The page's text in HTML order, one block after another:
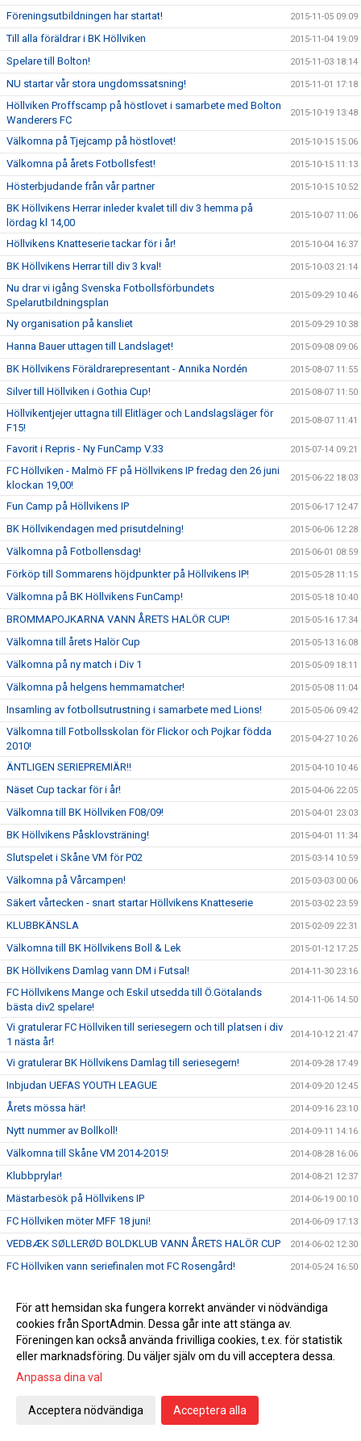
Föreningsutbildningen har startat! 2015-11-05 09:09
Till alla föräldrar i BK Höllviken 2015-11-04 19:09
Spelare till Bolton! 2015-11-03 18:14
NU startar vår stora ungdomssatsning! 2015-11-01 17:18
Höllviken Proffscamp på höstlovet i samarbete med Bolton
Wanderers FC
2015-10-19 13:48
Välkomna på Tjejcamp på höstlovet! 2015-10-15 15:06
Välkomna på årets Fotbollsfest! 2015-10-15 11:13
Hösterbjudande från vår partner 2015-10-15 10:52
BK Höllvikens Herrar inleder kvalet till div 3 hemma på
lördag kl 14,00
2015-10-07 11:06
Höllvikens Knatteserie tackar för i år! 2015-10-04 16:37
BK Höllvikens Herrar till div 3 kval! 2015-10-03 21:14
Nu drar vi igång Svenska Fotbollsförbundets
Spelarutbildningsplan
2015-09-29 10:46
Ny organisation på kansliet 2015-09-29 10:38
Hanna Bauer uttagen till Landslaget! 2015-09-08 09:06
BK Höllvikens Föräldrarepresentant - Annika Nordén 2015-08-07 11:55
Silver till Höllviken i Gothia Cup! 2015-08-07 11:50
Höllvikentjejer uttagna till Elitläger och Landslagsläger för
F15!
2015-08-07 11:41
Favorit i Repris - Ny FunCamp V.33 2015-07-14 09:21
FC Höllviken - Malmö FF på Höllvikens IP fredag den 26 juni
klockan 19,00!
2015-06-22 18:03
Fun Camp på Höllvikens IP 2015-06-17 12:47
BK Höllvikendagen med prisutdelning! 2015-06-06 12:28
Välkomna på Fotbollensdag! 2015-06-01 08:59
Förköp till Sommarens höjdpunkter på Höllvikens IP! 2015-05-28 11:15
Välkomna på BK Höllvikens FunCamp! 2015-05-18 10:40
BROMMAPOJKARNA VANN ÅRETS HALÖR CUP! 2015-05-16 17:34
Välkomna till årets Halör Cup 2015-05-13 16:08
Välkomna på ny match i Div 1 2015-05-09 18:11
Välkomna på helgens hemmamatcher! 2015-05-08 11:04
Insamling av fotbollsutrustning i samarbete med Lions! 2015-05-06 09:42
Välkomna till Fotbollsskolan för Flickor och Pojkar födda
2010!
2015-04-27 10:26
ÄNTLIGEN SERIEPREMIÄR!! 2015-04-10 10:46
Näset Cup tackar för i år! 2015-04-06 22:05
Välkomna till BK Höllviken F08/09! 2015-04-01 23:03
BK Höllvikens Påsklovsträning! 2015-04-01 11:34
Slutspelet i Skåne VM för P02 2015-03-14 10:59
Välkomna på Vårcampen! 2015-03-03 00:06
Säkert vårtecken - snart startar Höllvikens Knatteserie 2015-03-02 23:59
KLUBBKÄNSLA 2015-02-09 22:31
Välkomna till BK Höllvikens Boll & Lek 2015-01-12 17:25
BK Höllvikens Damlag vann DM i Futsal! 2014-11-30 23:16
FC Höllvikens Mange och Eskil utsedda till Ö.Götalands
bästa div2 spelare!
2014-11-06 14:50
Vi gratulerar FC Höllviken till seriesegern och till platsen i div
1 nästa år!
2014-10-12 21:47
Vi gratulerar BK Höllvikens Damlag till seriesegern! 2014-09-28 17:49
Inbjudan UEFAS YOUTH LEAGUE 2014-09-20 12:45
Årets mössa här! 2014-09-16 23:10
Nytt nummer av Bollkoll! 2014-09-11 14:16
Välkomna till Skåne VM 2014-2015! 2014-08-28 16:06
Klubbprylar! 2014-08-21 12:37
Mästarbesök på Höllvikens IP 2014-06-19 00:10
FC Höllviken möter MFF 18 juni! 2014-06-09 17:13
VEDBÆK SØLLERØD BOLDKLUB VANN ÅRETS HALÖR CUP 2014-06-02 12:30
FC Höllviken vann seriefinalen mot FC Rosengård! 2014-05-24 16:50
Alla tre seniorlagen vann i helgen. 2014-05-19 03:54
FC Höllviken vidare i DM 2014-05-15 11:40
Välkomna till fotbollskolan för alla barn födda 2009 2014-04-24 11:57
Coerver vårcamp
För att hemsidan ska fungera korrekt använder vi nödvändiga
cookies från SportAdmin. Dessa går inte att stänga av.
Föreningen kan också använda frivilliga cookies, t.ex. för statistik
eller marknadsföring. Du väljer själv om du vill acceptera dessa.
Anpassa dina val
Acceptera nödvändiga Acceptera alla